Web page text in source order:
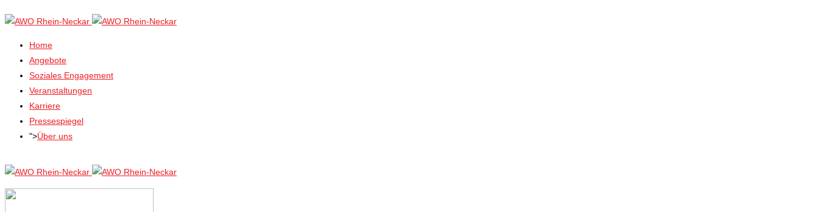
Home
Angebote
Soziales Engagement
Veranstaltungen
Karriere
Pressespiegel
">Über uns